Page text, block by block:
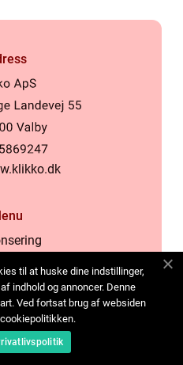
oss
til at huske dine indstillinger,
indhold og annoncer. Denne
Ved fortsat brug af websiden